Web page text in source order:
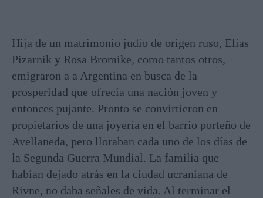
Hija de un matrimonio judío de origen ruso, Elías
Pizarnik y Rosa Bromike, como tantos otros,
emigraron a a Argentina en busca de la
prosperidad que ofrecía una nación joven y
entonces pujante. Pronto se convirtieron en
propietarios de una joyería en el barrio porteño de
Avellaneda, pero lloraban cada uno de los días de
la Segunda Guerra Mundial. La familia que
habían dejado atrás en la ciudad ucraniana de
Rivne, no daba señales de vida. Al terminar el